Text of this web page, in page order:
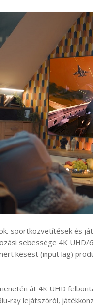
sportközvetítések és
sebessége 4K
késést (input lag)
át 4K UHD
ray lejátszóról,